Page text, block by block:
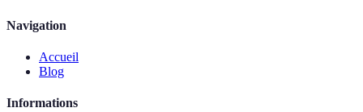
Navigation
Accueil
Blog
Informations